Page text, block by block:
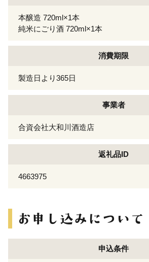
本醸造 720ml×1本
純米にごり酒 720ml×1本
消費期限
製造日より365日
事業者
合資会社大和川酒造店
返礼品ID
4663975
申込条件